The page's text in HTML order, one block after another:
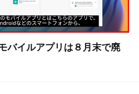
バイルアプリは８月末で廃